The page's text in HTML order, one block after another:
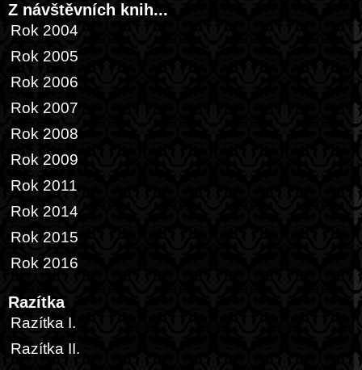
Z návštěvních knih...
Rok 2004
Rok 2005
Rok 2006
Rok 2007
Rok 2008
Rok 2009
Rok 2011
Rok 2014
Rok 2015
Rok 2016
Razítka
Razítka I.
Razítka II.